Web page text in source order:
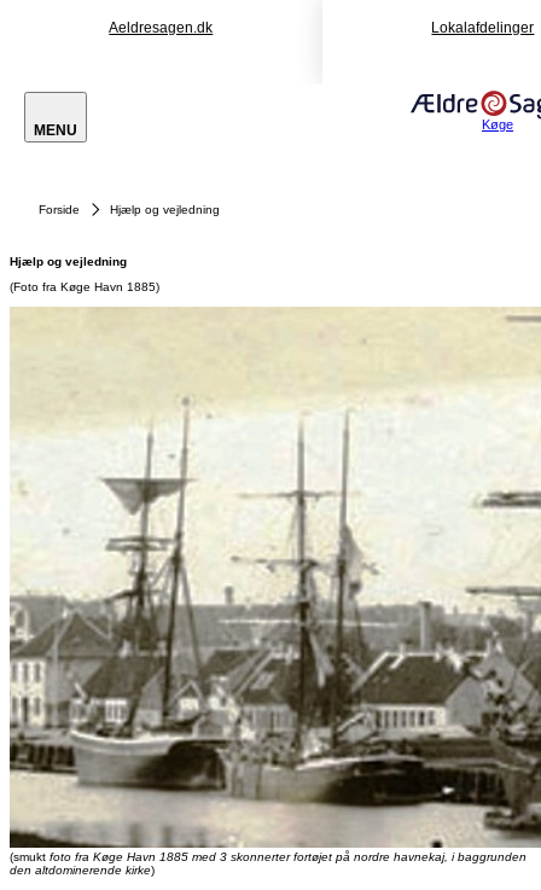
Aeldresagen.dk Lokalafdelinger
MENU Køge
Forside Hjælp og vejledning
Hjælp og vejledning
(Foto fra Køge Havn 1885)
(smukt foto fra Køge Havn 1885 med 3 skonnerter fortøjet på nordre havnekaj, i baggrunden
den altdominerende kirke)